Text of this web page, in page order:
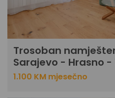
Trosoban
Sarajevo - Hrasno -
1.100 KM mjesečno